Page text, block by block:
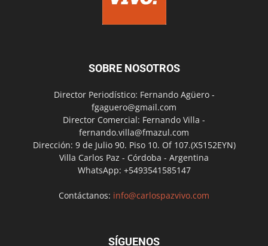
SOBRE NOSOTROS
Director Periodístico: Fernando Agüero -
fgaguero@gmail.com
Director Comercial: Fernando Villa -
fernando.villa@fmazul.com
Dirección: 9 de Julio 90. Piso 10. Of 107.(X5152EYN)
Villa Carlos Paz - Córdoba - Argentina
WhatsApp: +5493541585147
Contáctanos: info@carlospazvivo.com
SÍGUENOS